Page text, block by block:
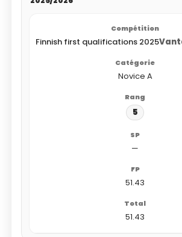
Finnish first qualifications 2025
Novice A
5
—
51.43
51.43